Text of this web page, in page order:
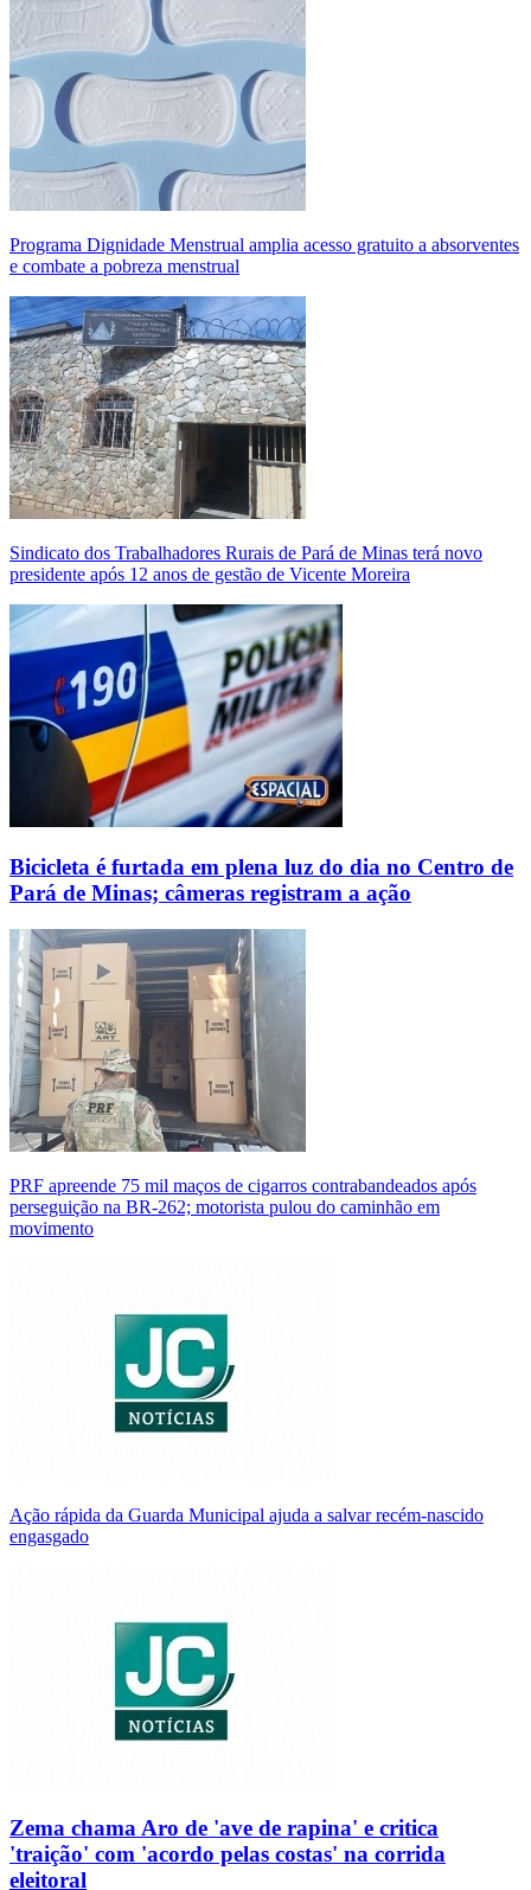
Programa Dignidade Menstrual amplia acesso gratuito a absorventes
e combate a pobreza menstrual
Sindicato dos Trabalhadores Rurais de Pará de Minas terá novo
presidente após 12 anos de gestão de Vicente Moreira
Bicicleta é furtada em plena luz do dia no Centro de
Pará de Minas; câmeras registram a ação
PRF apreende 75 mil maços de cigarros contrabandeados após
perseguição na BR-262; motorista pulou do caminhão em
movimento
Ação rápida da Guarda Municipal ajuda a salvar recém-nascido
engasgado
Zema chama Aro de 'ave de rapina' e critica
'traição' com 'acordo pelas costas' na corrida
eleitoral